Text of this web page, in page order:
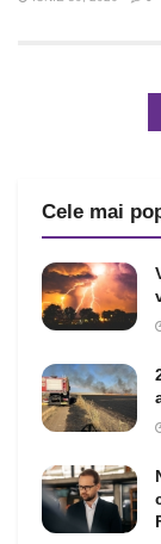
Cele mai